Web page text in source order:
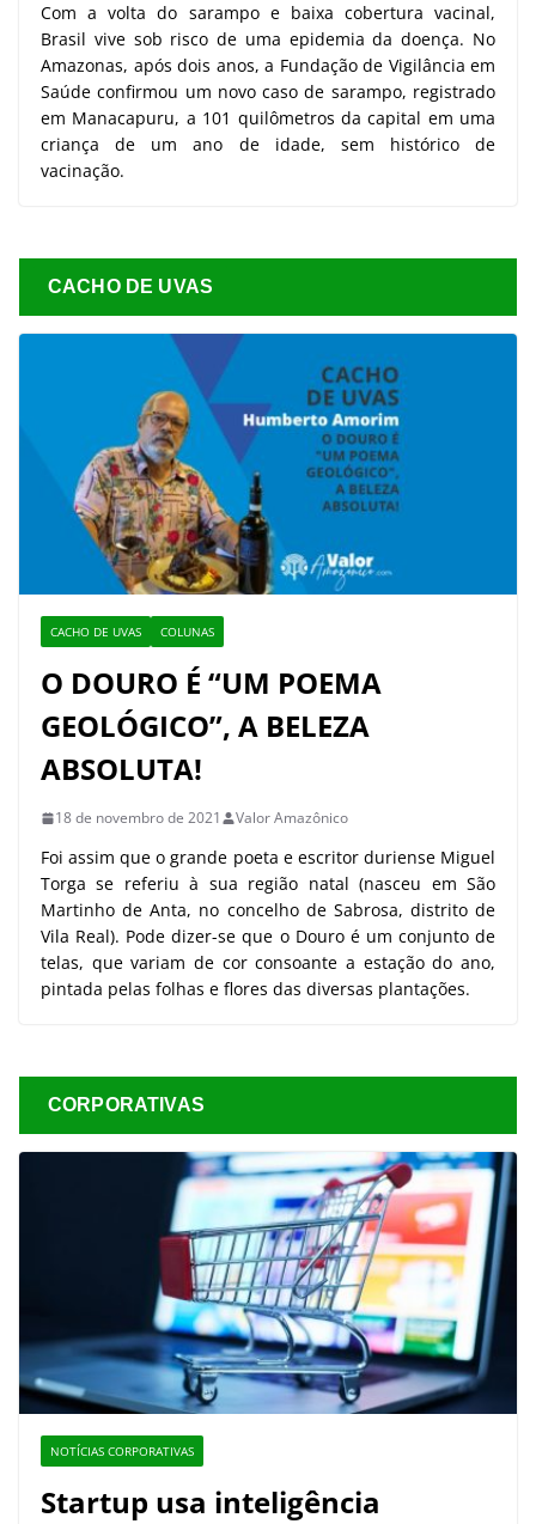
Com a volta do sarampo e baixa cobertura vacinal,
Brasil vive sob risco de uma epidemia da doença. No
Amazonas, após dois anos, a Fundação de Vigilância em
Saúde confirmou um novo caso de sarampo, registrado
em Manacapuru, a 101 quilômetros da capital em uma
criança de um ano de idade, sem histórico de
vacinação.
CACHO DE UVAS
CACHO DE UVAS COLUNAS
O DOURO É “UM POEMA
GEOLÓGICO”, A BELEZA
ABSOLUTA!
18 de novembro de 2021 Valor Amazônico
Foi assim que o grande poeta e escritor duriense Miguel
Torga se referiu à sua região natal (nasceu em São
Martinho de Anta, no concelho de Sabrosa, distrito de
Vila Real). Pode dizer-se que o Douro é um conjunto de
telas, que variam de cor consoante a estação do ano,
pintada pelas folhas e flores das diversas plantações.
CORPORATIVAS
NOTÍCIAS CORPORATIVAS
Startup usa inteligência